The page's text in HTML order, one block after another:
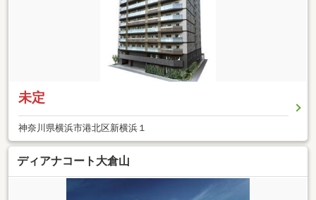
未定
神奈川県横浜市港北区新横浜１
ディアナコート大倉山